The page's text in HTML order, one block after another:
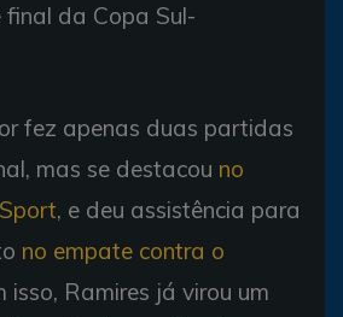
da Copa Sul-
fez apenas duas partidas
mas se destacou no
, e deu assistência para
no empate contra o
isso, Ramires já virou um